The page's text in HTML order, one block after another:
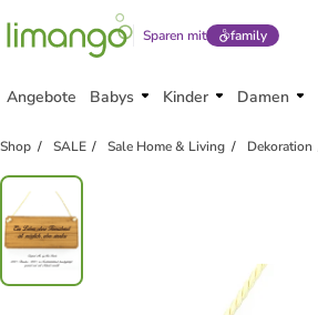
Sparen mit family
Angebote Babys Kinder Damen
Shop SALE Sale Home & Living Dekoration